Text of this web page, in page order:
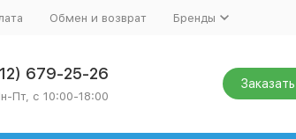
Обмен и возврат Бренды
679-25-26
Пт, с 10:00-18:00